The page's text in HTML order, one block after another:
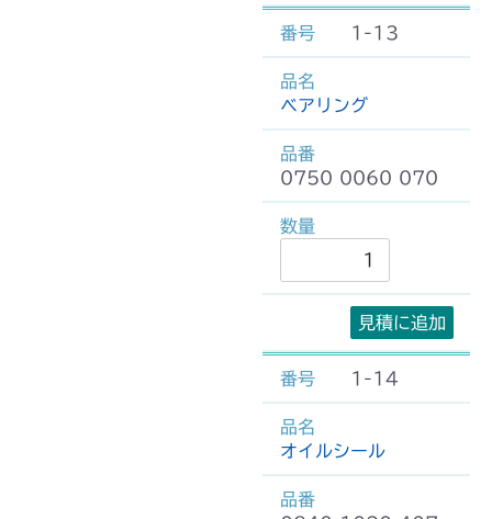
1-13
ベアリング
0750 0060 070
見積に追加
1-14
オイルシール